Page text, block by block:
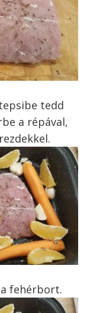
tedd
a répával,
fehérbort.